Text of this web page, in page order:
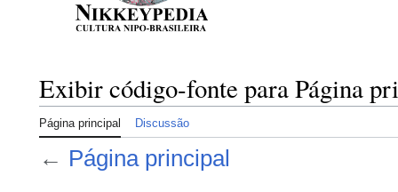
Exibir código-fonte para Página
Página principal Discussão
← Página principal